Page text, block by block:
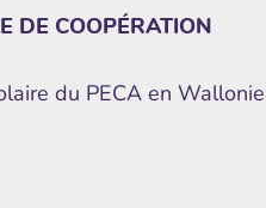
DE COOPÉRATION
du PECA en Wallonie